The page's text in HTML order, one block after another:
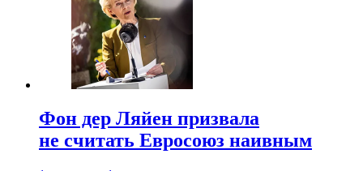
Фон дер Ляйен призвала
не считать Евросоюз наивным